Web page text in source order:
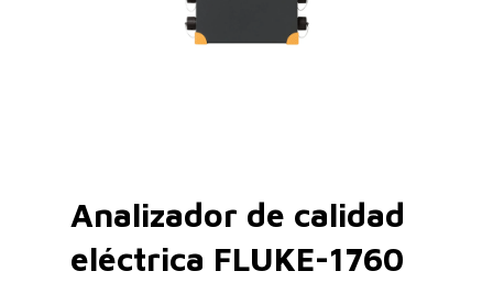
Analizador de calidad
eléctrica FLUKE-1760